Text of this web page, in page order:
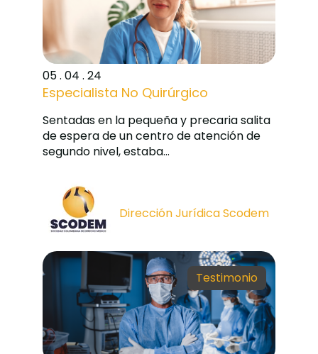
Especialista No Quirúrgico
Dirección Jurídica Scodem
05 . 04 . 24
Sentadas en la pequeña y precaria salita
de espera de un centro de atención de
segundo nivel, estaba...
Testimonio